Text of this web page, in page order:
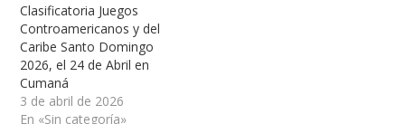
Clasificatoria Juegos
Controamericanos y del
Caribe Santo Domingo
2026, el 24 de Abril en
Cumaná
3 de abril de 2026
En «Sin categoría»